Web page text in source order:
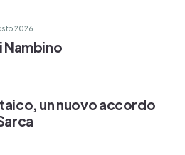
2026
Nambino
un nuovo accordo